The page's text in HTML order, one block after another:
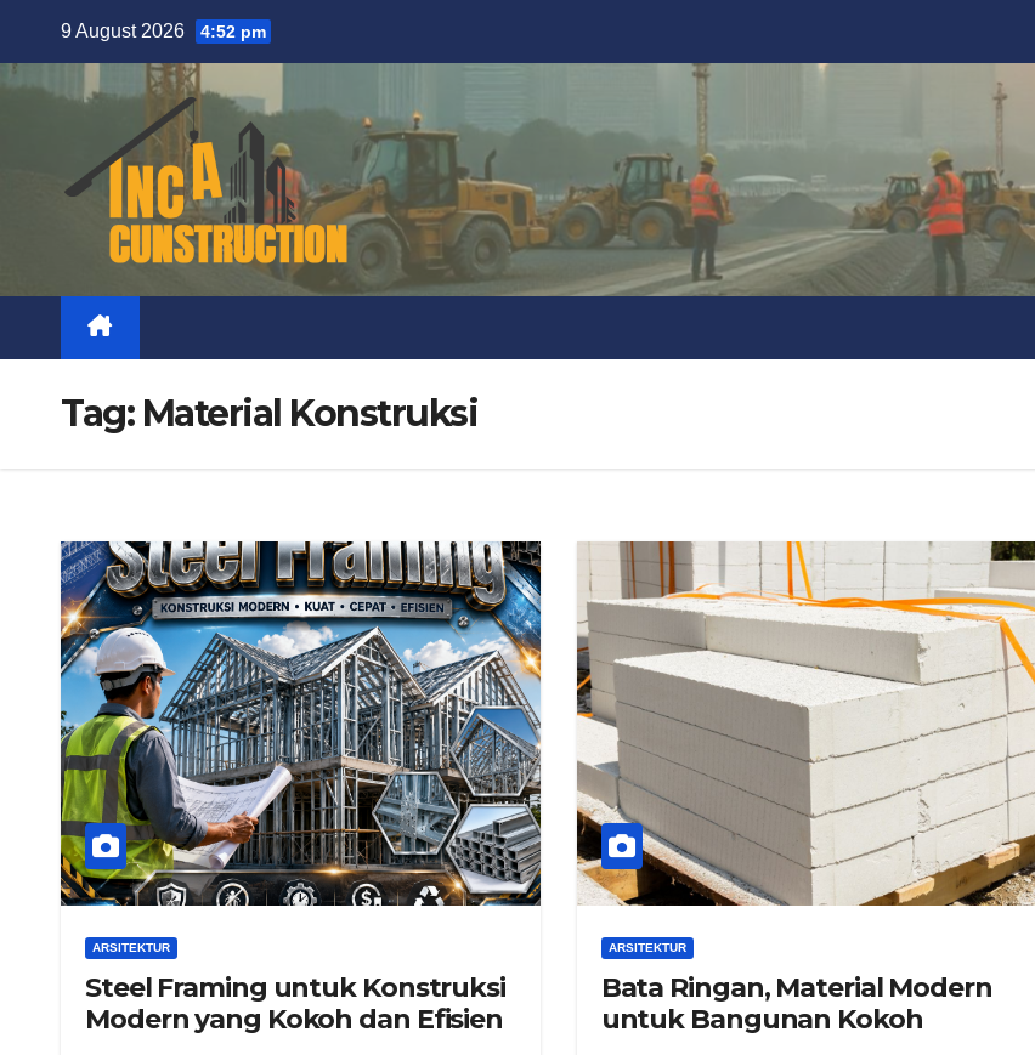
content
9 August 2026 4:52 pm
Tag: Material Konstruksi
ARSITEKTUR
Steel Framing untuk Konstruksi
Modern yang Kokoh dan Efisien
ARSITEKTUR
Bata Ringan, Material Modern
untuk Bangunan Kokoh